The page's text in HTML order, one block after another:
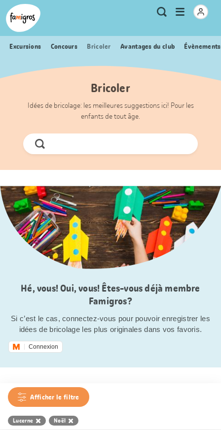
Signets
de
navigation
Header
Logo Métanavigation
RechercheOuvrir
Excursions Concours Bricoler Avantages du club
Bricoler
Idées de bricolage: les meilleures suggestions ici! Pour les
enfants de tout âge.
Chercher
Hé, vous! Oui, vous! Êtes-vous déjà membre
Famigros?
Si c’est le cas, connectez-vous pour pouvoir enregistrer les
idées de bricolage les plus originales dans vos favoris.
Connexion
Afficher le filtre
Lucerne Noël